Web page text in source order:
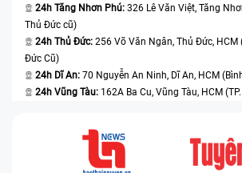
24h Tăng Nhơn Phú: 326 Lê Văn Việt, Tăng
Thủ Đức cũ)
24h Thủ Đức: 256 Võ Văn Ngân, Thủ Đức, HCM
Đức Cũ)
24h Dĩ An: 70 Nguyễn An Ninh, Dĩ An, HCM
24h Vũng Tàu: 162A Ba Cu, Vũng Tàu, HCM